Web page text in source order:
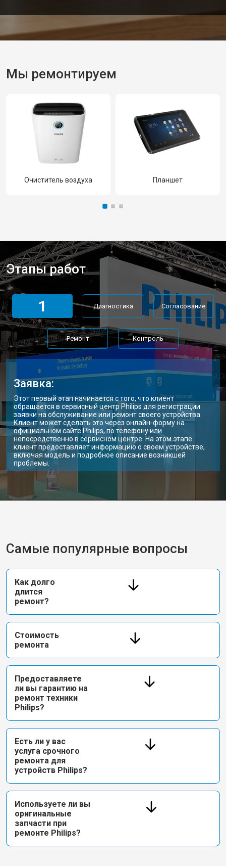
Мы ремонтируем
Очиститель воздуха Планшет
Этапы работ
1 Диагностика Согласование
Ремонт Контроль
Заявка:
Этот первый этап начинается с того, что клиент
обращается в сервисный центр Philips для регистрации
заявки на обслуживание или ремонт своего устройства.
Клиент может сделать это через онлайн-форму на
официальном сайте Philips, по телефону или
непосредственно в сервисном центре. На этом этапе
клиент предоставляет информацию о своем устройстве,
включая модель и подробное описание возникшей
проблемы.
Самые популярные вопросы
Как долго
длится
ремонт?
Стоимость
ремонта
Предоставляете
ли вы гарантию на
ремонт техники
Philips?
Есть ли у вас
услуга срочного
ремонта для
устройств Philips?
Используете ли вы
оригинальные
запчасти при
ремонте Philips?